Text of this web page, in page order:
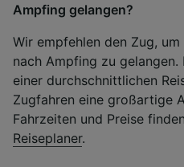
Ampfing gelangen?
Wir empfehlen den Zug,
nach Ampfing zu
einer durchschnittlichen
Zugfahren eine großartige
Fahrzeiten und Preise
Reiseplaner.